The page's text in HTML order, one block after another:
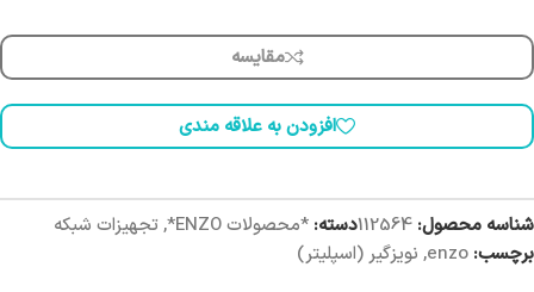
مقایسه
افزودن به علاقه مندی
شناسه محصول: 112564دسته: *محصولات ENZO* , تجهیزات شبکه
برچسب: enzo
, نویزگیر (اسپلیتر)